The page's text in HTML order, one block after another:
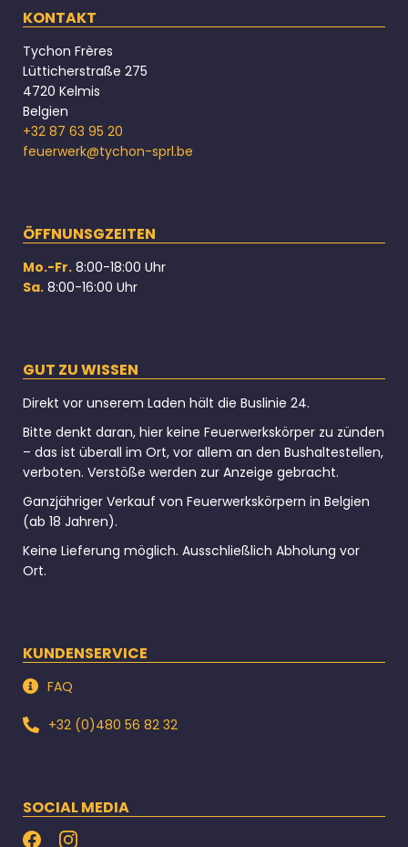
KONTAKT
Tychon Frères
Lütticherstraße 275
4720 Kelmis
Belgien
+32 87 63 95 20
feuerwerk@tychon-sprl.be
ÖFFNUNSGZEITEN
Mo.-Fr. 8:00-18:00 Uhr
Sa. 8:00-16:00 Uhr
GUT ZU WISSEN
Direkt vor unserem Laden hält die Buslinie 24.
Bitte denkt daran, hier keine Feuerwerkskörper zu zünden
– das ist überall im Ort, vor allem an den Bushaltestellen,
verboten. Verstöße werden zur Anzeige gebracht.
Ganzjähriger Verkauf von Feuerwerkskörpern in Belgien
(ab 18 Jahren).
Keine Lieferung möglich. Ausschließlich Abholung vor
Ort.
KUNDENSERVICE
FAQ
+32 (0)480 56 82 32
SOCIAL MEDIA